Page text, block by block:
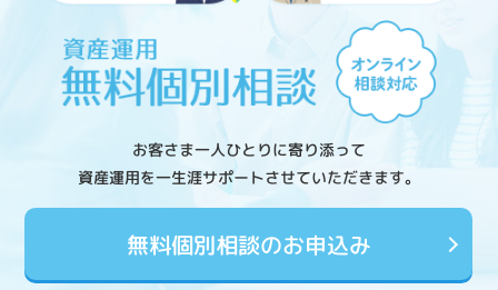
お客さま一人ひとりに寄り添って
資産運用を一生涯サポートさせていただきます。
無料個別相談のお申込み